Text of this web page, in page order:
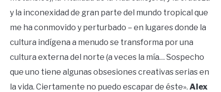
y la inconexidad de gran parte del mundo tropical que
me ha conmovido y perturbado – en lugares donde la
cultura indígena a menudo se transforma por una
cultura externa del norte (a veces la mía… Sospecho
que uno tiene algunas obsesiones creativas serias en
la vida. Ciertamente no puedo escapar de éste». Alex